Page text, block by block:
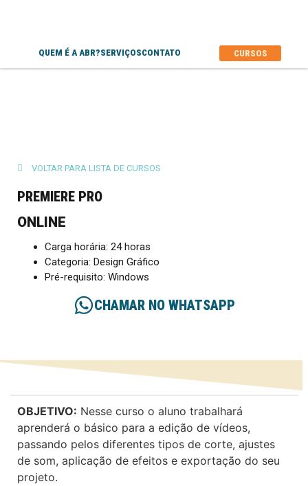
QUEM É A ABR?SERVIÇOSCONTATO CURSOS
VOLTAR PARA LISTA DE CURSOS
PREMIERE PRO
ONLINE
Carga horária: 24 horas
Categoria: Design Gráfico
Pré-requisito: Windows
CHAMAR NO WHATSAPP
OBJETIVO: Nesse curso o aluno trabalhará
aprenderá o básico para a edição de vídeos,
passando pelos diferentes tipos de corte, ajustes
de som, aplicação de efeitos e exportação do seu
projeto.